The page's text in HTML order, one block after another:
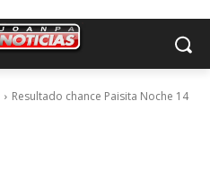
Resultado chance Paisita Noche 14